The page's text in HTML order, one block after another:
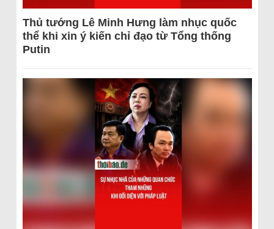
Thủ tướng Lê Minh Hưng làm nhục quốc
thể khi xin ý kiến chỉ đạo từ Tổng thống
Putin